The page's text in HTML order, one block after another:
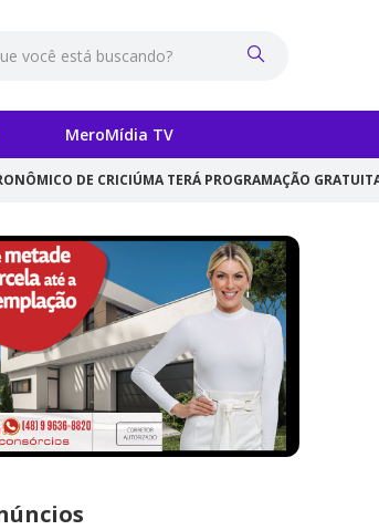
MeroMídia TV
TERÁ PROGRAMAÇÃO GRATUITA PARA